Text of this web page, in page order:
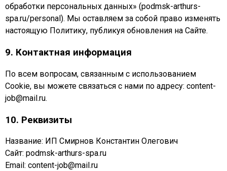
обработки персональных данных» (podmsk-arthurs-
spa.ru/personal). Мы оставляем за собой право изменять
настоящую Политику, публикуя обновления на Сайте.
9. Контактная информация
По всем вопросам, связанным с использованием
Cookie, вы можете связаться с нами по адресу: content-
job@mail.ru.
10. Реквизиты
Название: ИП Смирнов Константин Олегович
Сайт: podmsk-arthurs-spa.ru
Email: content-job@mail.ru